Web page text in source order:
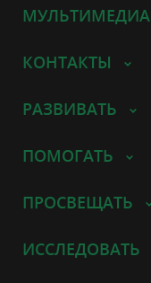
МУЛЬТИМЕДИА
КОНТАКТЫ
РАЗВИВАТЬ
ПОМОГАТЬ
ПРОСВЕЩАТЬ
ИССЛЕДОВАТЬ